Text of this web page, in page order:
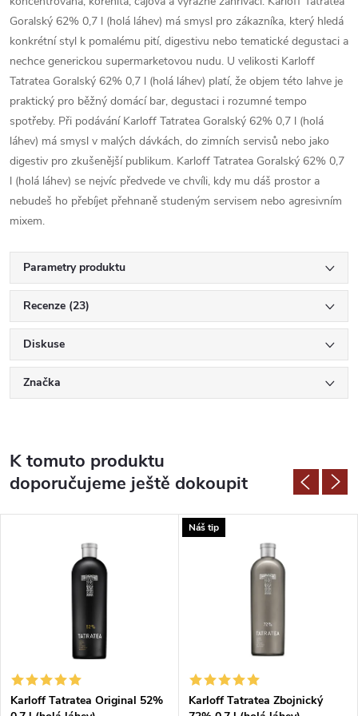
Goralský 62% 0,7 l (holá láhev) má smysl pro zákazníka, který hledá
konkrétní styl k pomalému pití, digestivu nebo tematické degustaci a
nechce generickou supermarketovou nudu. U velikosti Karloff
Tatratea Goralský 62% 0,7 l (holá láhev) platí, že objem této lahve je
praktický pro běžný domácí bar, degustaci i rozumné tempo
spotřeby. Při podávání Karloff Tatratea Goralský 62% 0,7 l (holá
láhev) má smysl v malých dávkách, do zimních servisů nebo jako
digestiv pro zkušenější publikum. Karloff Tatratea Goralský 62% 0,7
l (holá láhev) se nejvíc předvede ve chvíli, kdy mu dáš prostor a
nebudeš ho přebíjet přehnaně studeným servisem nebo agresivním
mixem.
Parametry produktu
Recenze (23)
Diskuse
Značka
K tomuto produktu
doporučujeme ještě dokoupit
Karloff Tatratea Original 52%
Náš tip
Karloff Tatratea Zbojnický